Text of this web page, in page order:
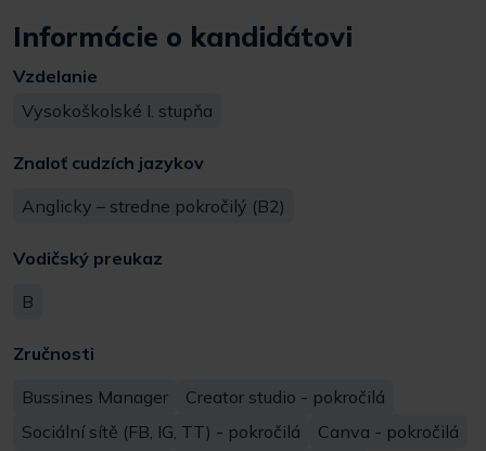
Informácie o kandidátovi
Vzdelanie
Vysokoškolské I. stupňa
Znaloť cudzích jazykov
Anglicky – stredne pokročilý (B2)
Vodičský preukaz
B
Zručnosti
Bussines Manager
Creator studio - pokročilá
Sociální sítě (FB, IG, TT) - pokročilá
Canva - pokročilá